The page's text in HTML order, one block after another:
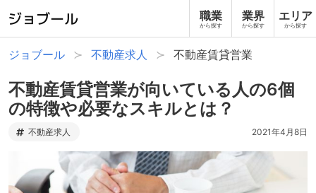
職業
から探す
業界
から探す
エリア
から探す
ジョブール 不動産求人 不動産賃貸営業
不動産賃貸営業が向いている人の6個
の特徴や必要なスキルとは？
不動産求人 2021年4月8日